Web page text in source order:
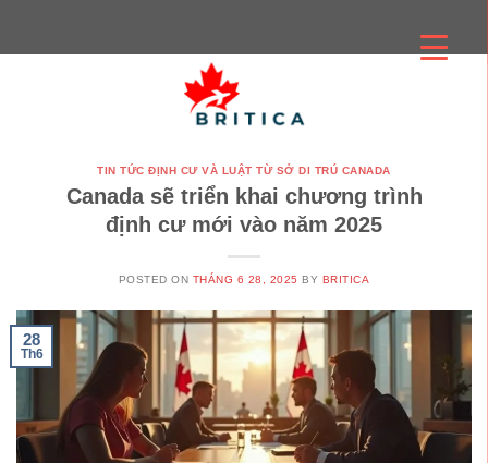
TIN TỨC ĐỊNH CƯ VÀ LUẬT TỪ SỞ DI TRÚ CANADA
Canada sẽ triển khai chương trình
định cư mới vào năm 2025
POSTED ON THÁNG 6 28, 2025 BY BRITICA
28
Th6